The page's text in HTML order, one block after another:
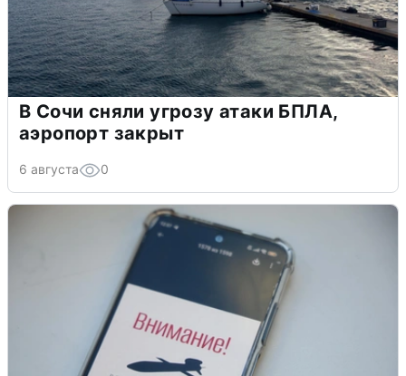
В Сочи сняли угрозу атаки БПЛА,
аэропорт закрыт
6 августа 0